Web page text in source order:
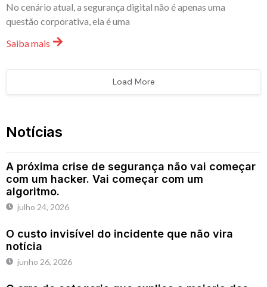
No cenário atual, a segurança digital não é apenas uma
questão corporativa, ela é uma
Saiba mais
Load More
Notícias
A próxima crise de segurança não vai começar
com um hacker. Vai começar com um
algoritmo.
julho 24, 2026
O custo invisível do incidente que não vira
notícia
junho 26, 2026